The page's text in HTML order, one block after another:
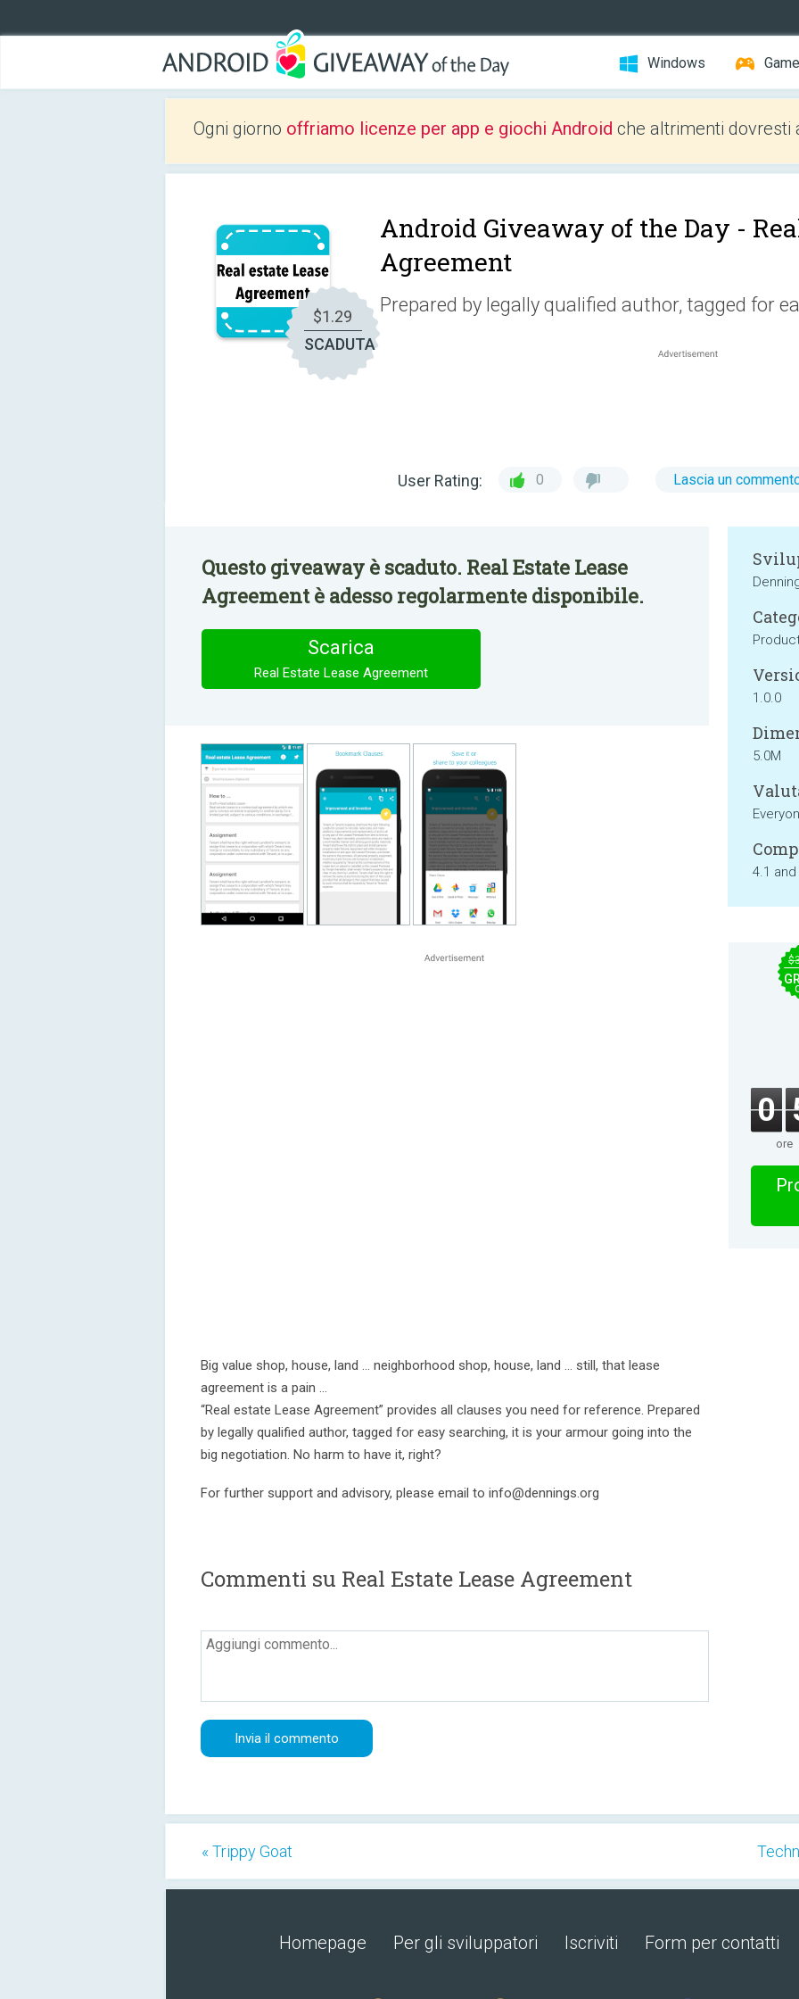
Windows
Ogni giorno offriamo licenze per app e giochi Android che altrimenti dovresti
$1.29
SCADUTA
Android Giveaway of the Day -
Agreement
Prepared by legally qualified author, tagged for
User Rating: 0 Lascia un
Questo giveaway è scaduto. Real Estate Lease
Agreement è adesso regolarmente disponibile.
Scarica
Real Estate Lease Agreement
Big value shop, house, land … neighborhood shop, house, land … still, that lease
agreement is a pain …
“Real estate Lease Agreement” provides all clauses you need for reference. Prepared
by legally qualified author, tagged for easy searching, it is your armour going into the
big negotiation. No harm to have it, right?
For further support and advisory, please email to info@dennings.org
1.0.0
5.0M
4.1 and
Commenti su Real Estate Lease Agreement
0
ore
« Trippy Goat
Homepage Per gli sviluppatori Iscriviti Form per contatti